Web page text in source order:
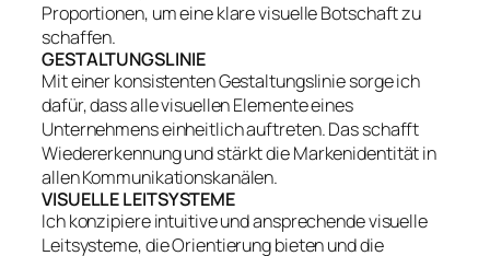
Proportionen, um eine klare visuelle Botschaft zu
schaffen.
GESTALTUNGSLINIE
Mit einer konsistenten Gestaltungslinie sorge ich
dafür, dass alle visuellen Elemente eines
Unternehmens einheitlich auftreten. Das schafft
Wiedererkennung und stärkt die Markenidentität in
allen Kommunikationskanälen.
VISUELLE LEITSYSTEME
Ich konzipiere intuitive und ansprechende visuelle
Leitsysteme, die Orientierung bieten und die